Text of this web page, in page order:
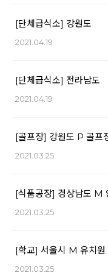
[단체급식소] 강원도
2021.04.19
[단체급식소] 전라남도
2021.04.19
[골프장] 강원도 P 골프
2021.03.25
[식품공장] 경상남도 M
2021.03.25
[학교] 서울시 M 유치원
2021.03.25